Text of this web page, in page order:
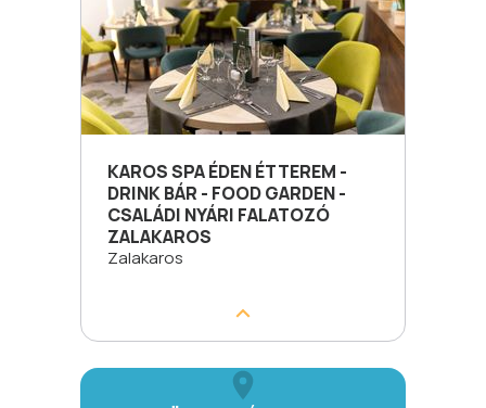
KAROS SPA ÉDEN ÉTTEREM -
DRINK BÁR - FOOD GARDEN -
CSALÁDI NYÁRI FALATOZÓ
ZALAKAROS
Zalakaros